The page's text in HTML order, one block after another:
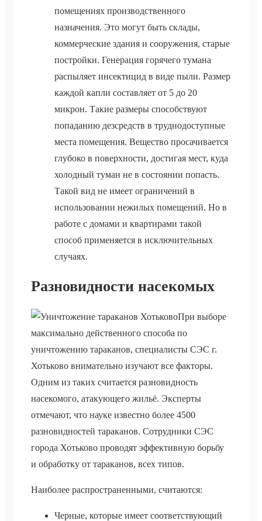
помещениях производственного
назначения. Это могут быть склады,
коммерческие здания и сооружения, старые
постройки. Генерация горячего тумана
распыляет инсектицид в виде пыли. Размер
каждой капли составляет от 5 до 20
микрон. Такие размеры способствуют
попаданию дезсредств в труднодоступные
места помещения. Вещество просачивается
глубоко в поверхности, достигая мест, куда
холодный туман не в состоянии попасть.
Такой вид не имеет ограничений в
использовании нежилых помещений. Но в
работе с домами и квартирами такой
способ применяется в исключительных
случаях.
Разновидности насекомых
При выборе
максимально действенного способа по
уничтожению тараканов, специалисты СЭС г.
Хотьково внимательно изучают все факторы.
Одним из таких считается разновидность
насекомого, атакующего жильё. Эксперты
отмечают, что науке известно более 4500
разновидностей тараканов. Сотрудники СЭС
города Хотьково проводят эффективную борьбу
и обработку от тараканов, всех типов.
Наиболее распространенными, считаются:
Черные, которые имеет соответствующий